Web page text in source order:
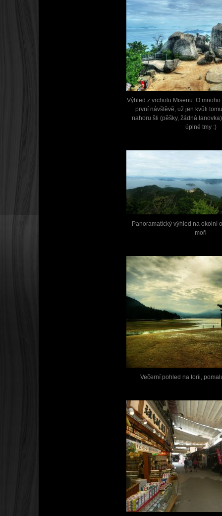
Výhled z vrcholu Misenu. O
první návštěvě, už jen kvůli
nahoru šli (pěšky, žádná
úplné tmy :)
Panoramatický výhled na okolní
moři
Večerní pohled na torii,